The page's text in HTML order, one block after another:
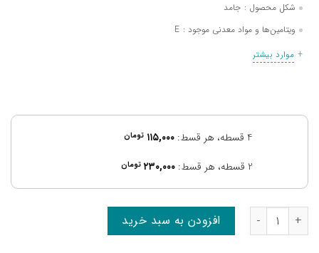
شکل محصول : جامد
ویتامین‌ها و مواد معدنی موجود : E
موارد بیشتر
4 قسطه، هر قسط: ۱۱۵,۰۰۰ تومان
2 قسطه، هر قسط: ۲۳۰,۰۰۰ تومان
افزودن به سبد خرید